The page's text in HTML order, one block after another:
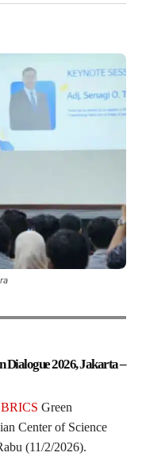
2026, Jakarta –
BRICS Green
Center of Science
(11/2/2026).